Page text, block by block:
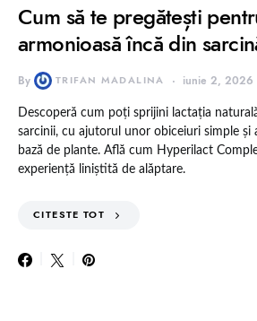
Cum să te pregătești
armonioasă încă din
By TRIFAN MADALINA iunie 2, 2026
Descoperă cum poți sprijini lactația
sarcinii, cu ajutorul unor obiceiuri simple și
bază de plante. Află cum Hyperilact
experiență liniștită de alăptare.
CITESTE TOT